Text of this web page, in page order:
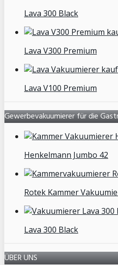
Lava 300 Black
Lava V300 Premium
Lava V100 Premium
Gewerbevakuumierer für die
Henkelmann Jumbo 42
Rotek Kammer
Lava 300 Black
ÜBER UNS